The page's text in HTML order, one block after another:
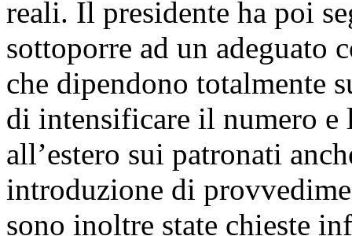
reali. Il presidente ha poi
sottoporre ad un adeguato
che dipendono totalmente
di intensificare il numero
all’estero sui patronati
introduzione di
sono inoltre state chieste